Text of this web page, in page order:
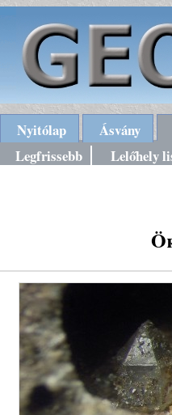
Nyitólap Ásvány
Legfrissebb
Lelőhely